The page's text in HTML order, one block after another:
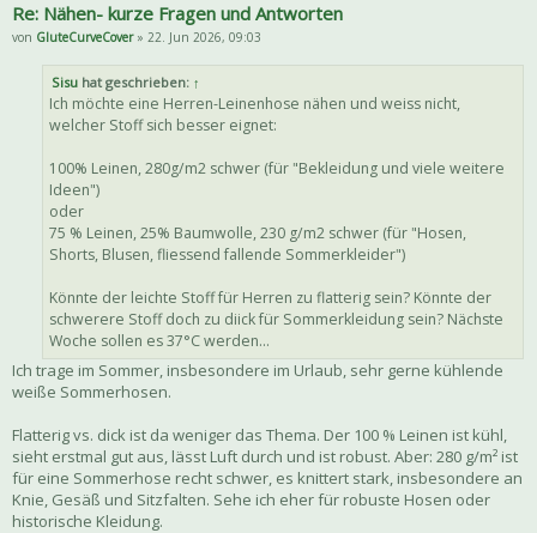
Re: Nähen- kurze Fragen und Antworten
von GluteCurveCover» 22. Jun 2026, 09:03
Sisu hat geschrieben: ↑
Ich möchte eine Herren-Leinenhose nähen und weiss nicht,
welcher Stoff sich besser eignet:
100% Leinen, 280g/m2 schwer (für "Bekleidung und viele weitere
Ideen")
oder
75 % Leinen, 25% Baumwolle, 230 g/m2 schwer (für "Hosen,
Shorts, Blusen, fliessend fallende Sommerkleider")
Könnte der leichte Stoff für Herren zu flatterig sein? Könnte der
schwerere Stoff doch zu diick für Sommerkleidung sein? Nächste
Woche sollen es 37°C werden...
Ich trage im Sommer, insbesondere im Urlaub, sehr gerne kühlende
weiße Sommerhosen.
Flatterig vs. dick ist da weniger das Thema. Der 100 % Leinen ist kühl,
sieht erstmal gut aus, lässt Luft durch und ist robust. Aber: 280 g/m² ist
für eine Sommerhose recht schwer, es knittert stark, insbesondere an
Knie, Gesäß und Sitzfalten. Sehe ich eher für robuste Hosen oder
historische Kleidung.